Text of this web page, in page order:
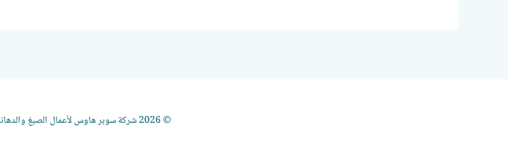
© 2026 شركة سوبر هاوس لأعمال الصبغ والدهانات وتركيب الجبس بورد